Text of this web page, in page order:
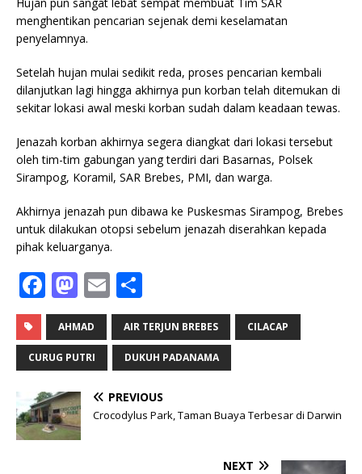
menghentikan pencarian sejenak demi keselamatan
penyelamnya.
Setelah hujan mulai sedikit reda, proses pencarian kembali
dilanjutkan lagi hingga akhirnya pun korban telah ditemukan di
sekitar lokasi awal meski korban sudah dalam keadaan tewas.
Jenazah korban akhirnya segera diangkat dari lokasi tersebut
oleh tim-tim gabungan yang terdiri dari Basarnas, Polsek
Sirampog, Koramil, SAR Brebes, PMI, dan warga.
Akhirnya jenazah pun dibawa ke Puskesmas Sirampog, Brebes
untuk dilakukan otopsi sebelum jenazah diserahkan kepada
pihak keluarganya.
F
a
c
e
b
o
o
M
a
st
o
d
o
n
E
m
ai
l
h
ar
e
AHMAD AIR TERJUN BREBES CILACAP
CURUG PUTRI DUKUH PADANAMA
PREVIOUS
Crocodylus Park, Taman Buaya Terbesar di Darwin
NEXT